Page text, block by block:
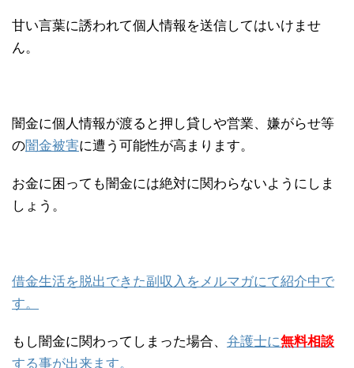
甘い言葉に誘われて個人情報を送信してはいけませ
ん。
闇金に個人情報が渡ると押し貸しや営業、嫌がらせ等
の闇金被害に遭う可能性が高まります。
お金に困っても闇金には絶対に関わらないようにしま
しょう。
借金生活を脱出できた副収入をメルマガにて紹介中で
す。
もし闇金に関わってしまった場合、 弁護士に無料相談
する事が出来ます。